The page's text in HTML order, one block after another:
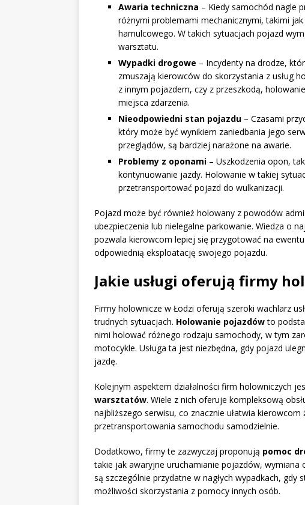
Awaria techniczna – Kiedy samochód nagle
różnymi problemami mechanicznymi, takimi
hamulcowego. W takich sytuacjach pojazd
warsztatu.
Wypadki drogowe – Incydenty na drodze,
zmuszają kierowców do skorzystania z usług
z innym pojazdem, czy z przeszkodą,
miejsca zdarzenia.
Nieodpowiedni stan pojazdu – Czasami
który może być wynikiem zaniedbania jego
przeglądów, są bardziej narażone na awarie.
Problemy z oponami – Uszkodzenia opon,
kontynuowanie jazdy. Holowanie w takiej
przetransportować pojazd do wulkanizacji.
Pojazd może być również holowany z powodów
ubezpieczenia lub nielegalne parkowanie. Wiedza o
pozwala kierowcom lepiej się przygotować na
odpowiednią eksploatację swojego pojazdu.
Jakie usługi oferują firmy
Firmy holownicze w Łodzi oferują szeroki wachlarz
trudnych sytuacjach. Holowanie pojazdówto
nimi holować różnego rodzaju samochody, w tym
motocykle. Usługa ta jest niezbędna, gdy pojazd
jazdę.
Kolejnym aspektem działalności firm holowniczych
warsztatów. Wiele z nich oferuje kompleksową
najbliższego serwisu, co znacznie ułatwia
przetransportowania samochodu samodzielnie.
Dodatkowo, firmy te zazwyczaj proponują pomoc
takie jak awaryjne uruchamianie pojazdów, wymiana
są szczególnie przydatne w nagłych wypadkach,
możliwości skorzystania z pomocy innych osób.